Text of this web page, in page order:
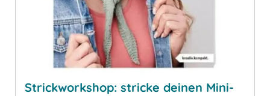
Strickworkshop: stricke deinen Mini-